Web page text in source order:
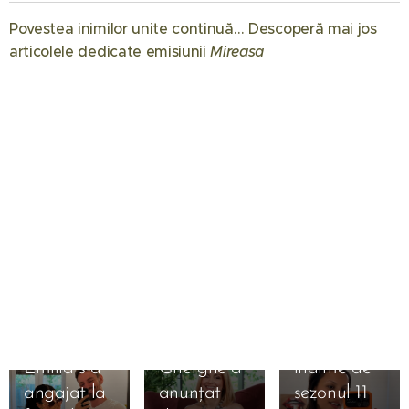
Povestea inimilor unite continuă… Descoperă mai jos
articolele dedicate emisiuniiMireasa
Emilia s-a
angajat la
Gherghe a
anunțat
înainte de
sezonul 11
31.07.2026
31.07.2026
Liliana din